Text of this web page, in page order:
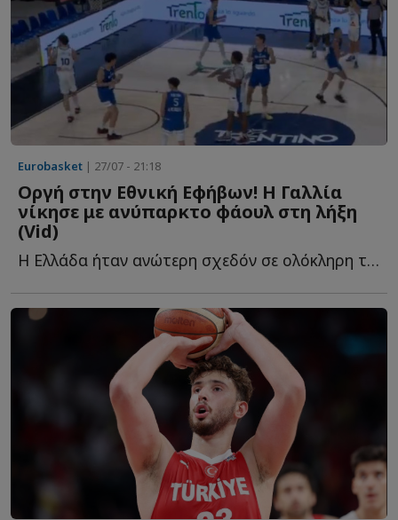
Eurobasket | 27/07 - 21:18
Οργή στην Εθνική Εφήβων! Η Γαλλία
νίκησε με ανύπαρκτο φάουλ στη λήξη
(Vid)
Η Ελλάδα ήταν ανώτερη σχεδόν σε ολόκληρη την αναμέτρηση, π...